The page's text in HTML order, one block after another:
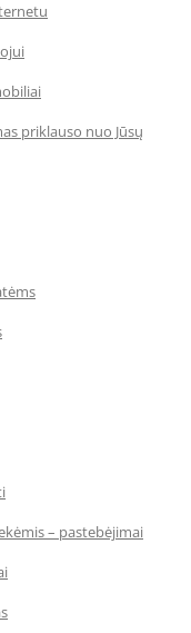
priklauso nuo Jūsų
– pastebėjimai